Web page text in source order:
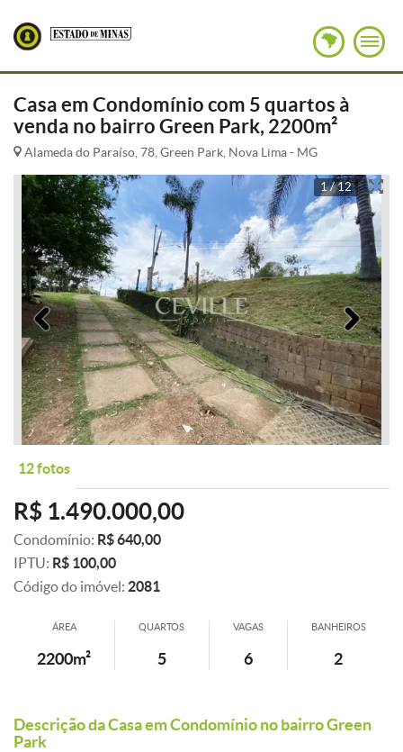
Casa em Condomínio com 5 quartos à
venda no bairro Green Park, 2200m²
Alameda do Paraíso, 78, Green Park, Nova Lima - MG
1 / 12
Anterior
12 fotos
R$ 1.490.000,00
Condomínio: R$ 640,00
IPTU: R$ 100,00
Código do imóvel: 2081
ÁREA
2200m²
QUARTOS
5
VAGAS
6
BANHEIROS
2
Descrição da Casa em Condomínio no bairro Green
Park